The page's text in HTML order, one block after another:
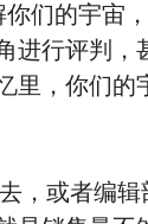
们的宇宙
进行评判，
里，你们的
，或者编辑